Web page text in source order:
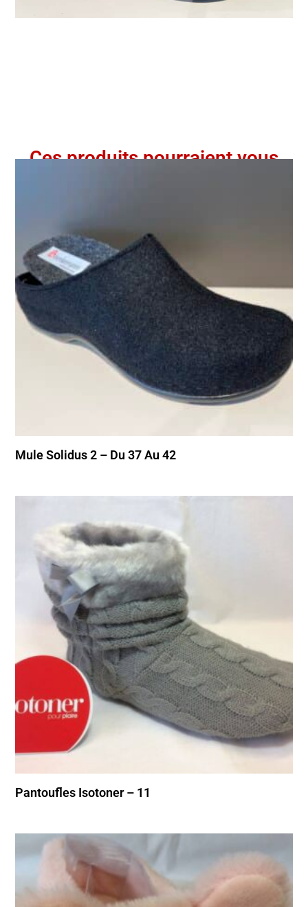
Ces produits pourraient vous
Mule Solidus 2 – Du 37 Au 42
Pantoufles Isotoner – 11